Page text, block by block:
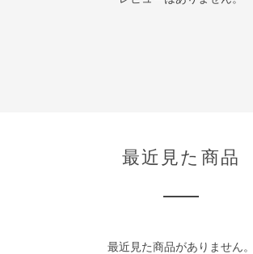
最近見た商品
最近見た商品がありません。